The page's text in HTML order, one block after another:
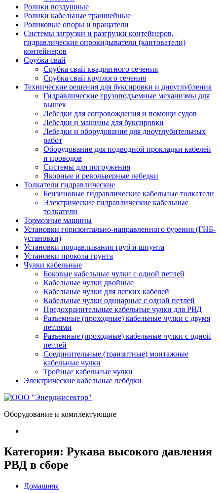
Ролики воздушные
Ролики кабельные траншейные
Роликовые опоры и вращатели
Системы загрузки и разгрузки контейнеров,
гидравлические опрокидыватели (кантователи)
контейнеров
Срубка свай
Срубка свай квадратного сечения
Срубка свай круглого сечения
Технические решения для буксировки и дноуглубления
Гидравлические грузоподъемные механизмы для
вышек
Лебедки для сопровождения и помощи судов
Лебедки и машины для буксировки
Лебедки и оборудование для дноуглубительных
работ
Оборудование для подводной прокладки кабелей
и проводов
Системы для погружения
Якорные и револьверные лебедки
Толкатели гидравлические
Бензиновые гидравлические кабельные толкатели
Электрические гидравлические кабельные
толкатели
Тормозные машины
Установки горизонтально-направленного бурения (ГНБ-
установки)
Установки продавливания труб и шпунта
Установки прокола грунта
Чулки кабельные
Боковые кабельные чулки с одной петлей
Кабельные чулки двойные
Кабельные чулки для легких кабелей
Кабельные чулки одинарные с одной петлей
Предохранительные кабельные чулки для РВД
Разъемные (проходные) кабельные чулки с двумя
петлями
Разъемные (проходные) кабельные чулки с одной
петлей
Соединительные (транзитные) монтажные
кабельные чулки
Тройные кабельные чулки
Электрические кабельные лебёдки
Оборудование и комплектующие
Категория: Рукава высокого давления
РВД в сборе
Домашняя